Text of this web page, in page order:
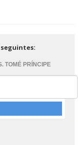
TOMÉ PRÍNCIPE